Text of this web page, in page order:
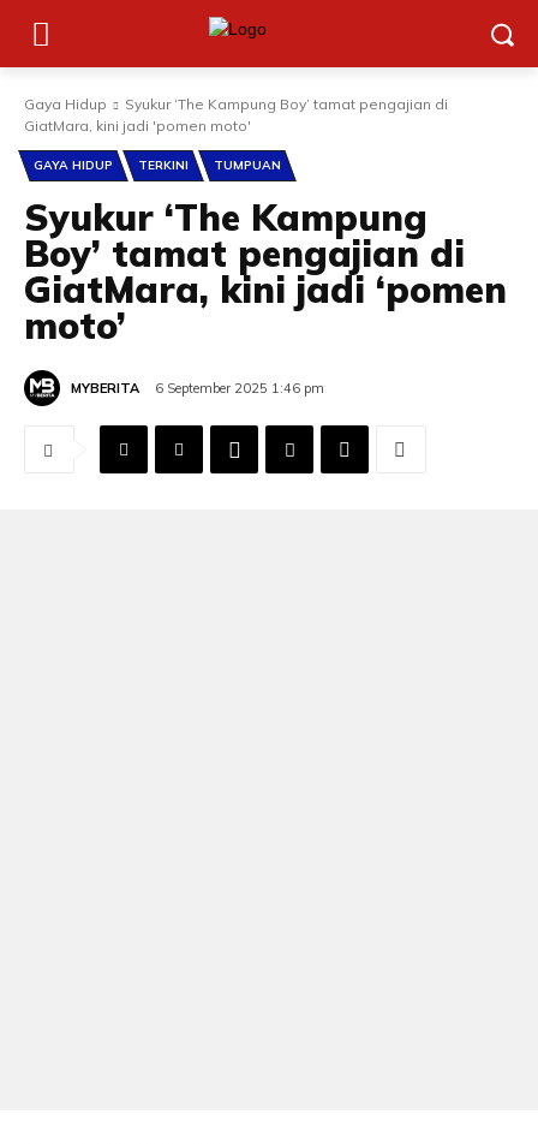
Gaya Hidup
Syukur ‘The Kampung Boy’ tamat pengajian di
GiatMara, kini jadi 'pomen moto'
GAYA HIDUP TERKINI TUMPUAN
Syukur ‘The Kampung
Boy’ tamat pengajian di
GiatMara, kini jadi ‘pomen
moto’
MYBERITA 6 September 2025 1:46 pm